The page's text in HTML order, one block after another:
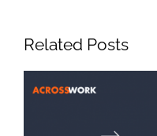
Related Posts